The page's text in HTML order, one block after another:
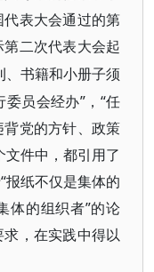
表大会通过的第
二次代表大会起
、书籍和小册子须
员会经办”，“任
党的方针、政策
文件中，都引用了
报纸不仅是集体的
体的组织者”的论
，在实践中得以